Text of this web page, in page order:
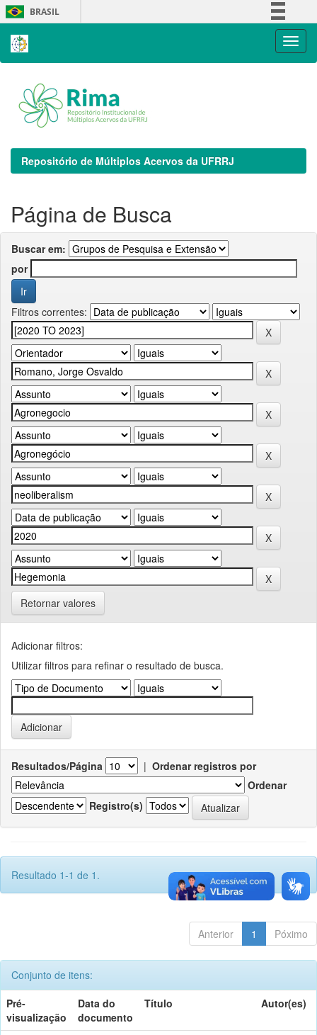
Skip
navigation
BRASIL
Repositório de Múltiplos Acervos da UFRRJ
Página de Busca
Buscar em:
por
Filtros correntes:
Retornar valores
Adicionar filtros:
Utilizar filtros para refinar o resultado de busca.
Resultados/Página | Ordenar registros por
Ordenar
Registro(s)
Resultado 1-1 de 1.
Anterior 1 Póximo
Conjunto de itens:
Pré-
visualização
Data do
documento
Título Autor(es)